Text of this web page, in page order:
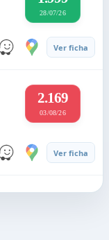
28/07/26
Ver ficha
2.169
03/08/26
Ver ficha